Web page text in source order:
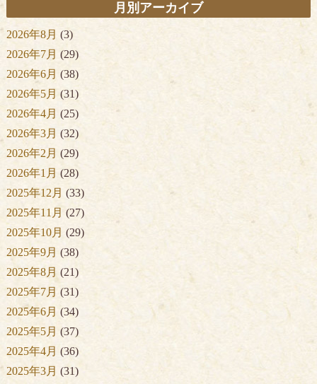
月別アーカイブ
2026年8月 (3)
2026年7月 (29)
2026年6月 (38)
2026年5月 (31)
2026年4月 (25)
2026年3月 (32)
2026年2月 (29)
2026年1月 (28)
2025年12月 (33)
2025年11月 (27)
2025年10月 (29)
2025年9月 (38)
2025年8月 (21)
2025年7月 (31)
2025年6月 (34)
2025年5月 (37)
2025年4月 (36)
2025年3月 (31)